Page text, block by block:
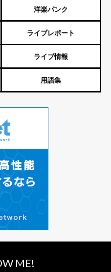
洋楽パンク
ライブレポート
ライブ情報
用語集
ME!